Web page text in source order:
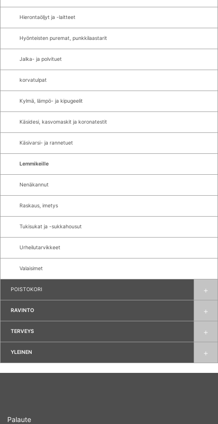
Hierontaöljyt ja -laitteet
Hyönteisten puremat, punkkilaastarit
Jalka- ja polvituet
korvatulpat
Kylmä, lämpö- ja kipugeelit
Käsidesi, kasvomaskit ja koronatestit
Käsivarsi- ja rannetuet
Lemmikeille
Nenäkannut
Raskaus, imetys
Tukisukat ja -sukkahousut
Urheilutarvikkeet
Valaisimet
POISTOKORI
RAVINTO
TERVEYS
YLEINEN
Palaute